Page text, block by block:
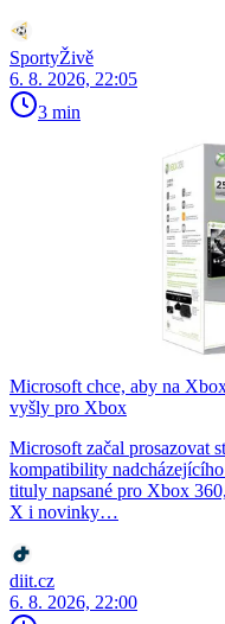
SportyŽivě
6. 8. 2026, 22:05
3 min
Microsoft chce, aby na
vyšly pro Xbox
Microsoft začal prosazovat
kompatibility
tituly napsané pro Xbox
X i novinky…
diit.cz
6. 8. 2026, 22:00